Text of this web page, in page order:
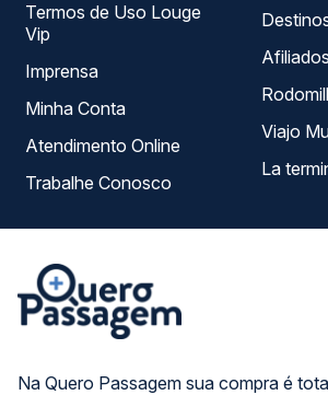
Na Quero Passagem sua compra é
Termos de Uso Louge
Vip
Imprensa
Minha Conta
Atendimento Online
Trabalhe Conosco
Afiliados
Viajo